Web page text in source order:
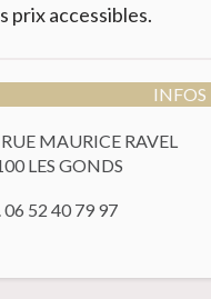
prix accessibles.
INFOS
MAURICE RAVEL
LES GONDS
06 52 40 79 97